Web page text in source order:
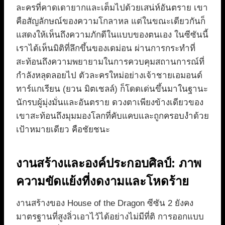
ละครที่คาดเดายากและเต็มไปด้วยเสน่ห์อันตราย เขา
คือสัญลักษณ์ของความโกลาหล แต่ในขณะเดียวกันก็
แสดงให้เห็นถึงความภักดีในแบบของตนเอง ในซีซันนี้
เราได้เห็นมิติที่ลึกขึ้นของเดม่อน ผ่านการกระทำที่
สะท้อนถึงความพยายามในการควบคุมสถานการณ์ที่
กำลังหลุดลอยไป ตัวละครใหม่อย่างเจ้าชายเอมอนด์
ทาร์แกเรียน (ยวน มิตเชลล์) ก็โดดเด่นขึ้นมาในฐานะ
นักรบผู้มุ่งมั่นและอันตราย ดวงตาเพียงข้างเดียวของ
เขาสะท้อนถึงมุมมองโลกที่คับแคบและถูกครอบงำด้วย
เป้าหมายเดียว คือชัยชนะ
งานสร้างและองค์ประกอบศิลป์: ภาพ
ความขัดแย้งที่งดงามและโหดร้าย
งานสร้างของ House of the Dragon ซีซัน 2 ยังคง
มาตรฐานที่สูงลิ่วเอาไว้ได้อย่างไม่มีที่ติ การออกแบบ